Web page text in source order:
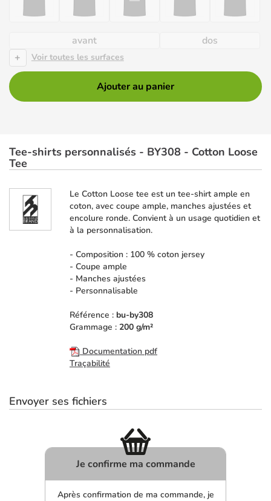
avant
dos
+
Voir toutes les surfaces
Ajouter au panier
Tee-shirts personnalisés - BY308 - Cotton Loose
Tee
Le Cotton Loose tee est un tee-shirt ample en
coton, avec coupe ample, manches ajustées et
encolure ronde. Convient à un usage quotidien et
à la personnalisation.
- Composition : 100 % coton jersey
- Coupe ample
- Manches ajustées
- Personnalisable
Référence : bu-by308
Grammage : 200 g/m²
Documentation pdf
Traçabilité
Envoyer ses fichiers
Je confirme ma commande
Après confirmation de ma commande, je